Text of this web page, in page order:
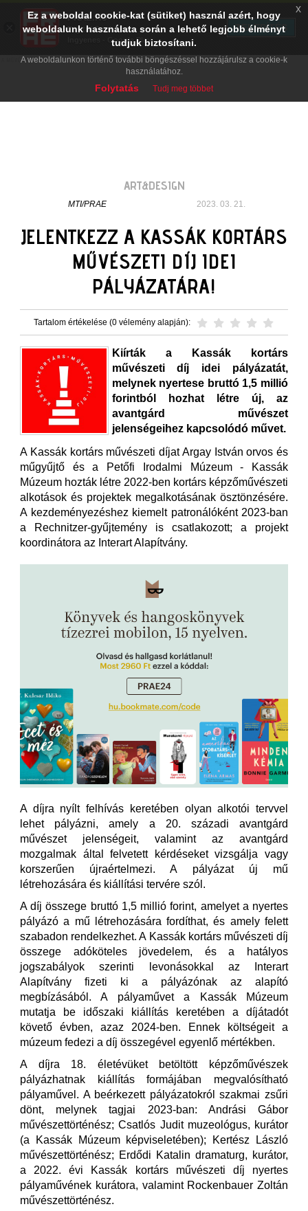
ART&DESIGN
MTI/PRAE 2023. 03. 21.
JELENTKEZZ A KASSÁK KORTÁRS
MŰVÉSZETI DÍJ IDEI
PÁLYÁZATÁRA!
Tartalom értékelése (0 vélemény alapján):
Kiírták a Kassák kortárs
művészeti díj idei pályázatát,
melynek nyertese bruttó 1,5 millió
forintból hozhat létre új, az
avantgárd művészet
jelenségeihez kapcsolódó művet.
A Kassák kortárs művészeti díjat Argay István orvos és
műgyűjtő és a Petőfi Irodalmi Múzeum - Kassák
Múzeum hozták létre 2022-ben kortárs képzőművészeti
alkotások és projektek megalkotásának ösztönzésére.
A kezdeményezéshez kiemelt patronálóként 2023-ban
a Rechnitzer-gyűjtemény is csatlakozott; a projekt
koordinátora az Interart Alapítvány.
A díjra nyílt felhívás keretében olyan alkotói tervvel
lehet pályázni, amely a 20. századi avantgárd
művészet jelenségeit, valamint az avantgárd
mozgalmak által felvetett kérdéseket vizsgálja vagy
korszerűen újraértelmezi. A pályázat új mű
létrehozására és kiállítási tervére szól.
A díj összege bruttó 1,5 millió forint, amelyet a nyertes
pályázó a mű létrehozására fordíthat, és amely felett
szabadon rendelkezhet. A Kassák kortárs művészeti díj
összege adóköteles jövedelem, és a hatályos
jogszabályok szerinti levonásokkal az Interart
Alapítvány fizeti ki a pályázónak az alapító
megbízásából. A pályaművet a Kassák Múzeum
mutatja be időszaki kiállítás keretében a díjátadót
követő évben, azaz 2024-ben. Ennek költségeit a
múzeum fedezi a díj összegével egyenlő mértékben.
A díjra 18. életévüket betöltött képzőművészek
pályázhatnak kiállítás formájában megvalósítható
pályaművel. A beérkezett pályázatokról szakmai zsűri
dönt, melynek tagjai 2023-ban: Andrási Gábor
művészettörténész; Csatlós Judit muzeológus, kurátor
(a Kassák Múzeum képviseletében); Kertész László
művészettörténész; Erdődi Katalin dramaturg, kurátor,
a 2022. évi Kassák kortárs művészeti díj nyertes
pályaművének kurátora, valamint Rockenbauer Zoltán
művészettörténész.
Ez a weboldal cookie-kat (sütiket) használ azért, hogy
weboldalunk használata során a lehető legjobb élményt
tudjuk biztosítani.
A weboldalunkon történő további böngészéssel hozzájárulsz a cookie-k
használatához.
Folytatás Tudj meg többet
x
PRAE.HU
Digital Evolution
Ingyenes - Google Play
TELEPÍTÉS